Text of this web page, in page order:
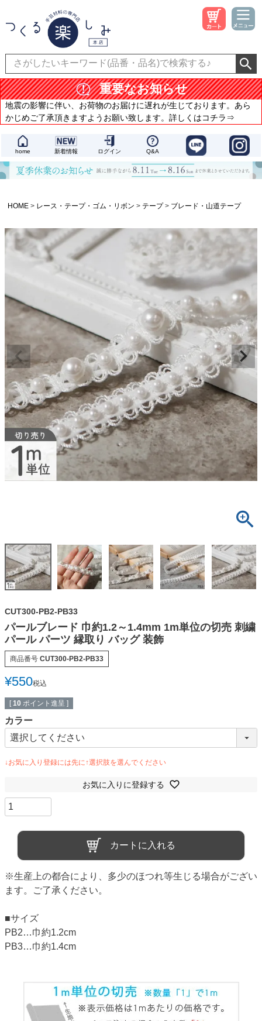
重要なお知らせ
地震の影響に伴い、お荷物のお届けに遅れが生じております。あら
かじめご了承頂きますようお願い致します。詳しくはコチラ⇒
home 新着情報 ログイン Q&A
HOME レース・テープ・ゴム・リボン テープ ブレード・山道テープ
CUT300-PB2-PB33
パールブレード 巾約1.2～1.4mm 1m単位の切売 刺繍
パール パーツ 縁取り バッグ 装飾
商品番号 CUT300-PB2-PB33
¥550税込
[ 10 ポイント進呈 ]
カラー
お気に入りに登録する
カートに入れる
※生産上の都合により、多少のほつれ等生じる場合がござい
ます。ご了承ください。
■サイズ
PB2…巾約1.2cm
PB3…巾約1.4cm